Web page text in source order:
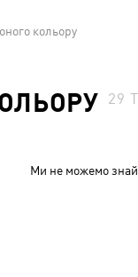
кольору
29
Ми не можемо